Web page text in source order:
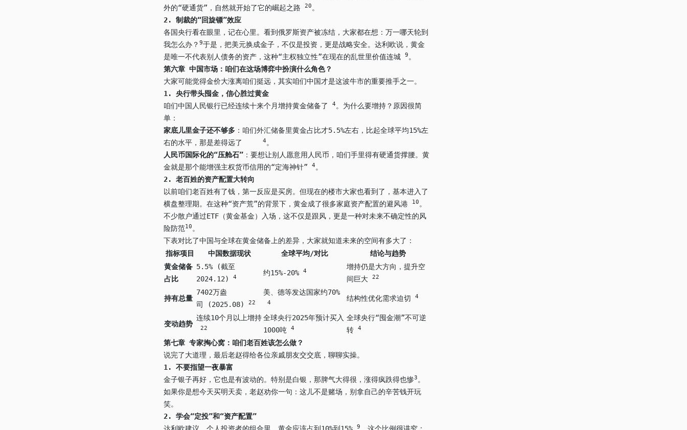
外的“硬通货”，自然就开始了它的崛起之路
20 。
2.
制裁的“回旋镖”效应
各国央行看在眼里，记在心里。看到俄罗斯资产被冻结，大家都在想：万一哪天轮到
我怎么办？ 9于是，把美元换成金子，不仅是投资，更是战略安全。达利欧说，黄金
是唯一不代表别人债务的资产，这种“主权独立性”在现在的乱世里价值连城
9 。
第六章 中国市场：咱们在这场博弈中扮演什么角色？
大家可能觉得金价大涨离咱们挺远，其实咱们中国才是这波牛市的重要推手之一。
1.
央行带头囤金，信心胜过黄金
咱们中国人民银行已经连续十来个月增持黄金储备了
4 。为什么要增持？原因很简
单：
家底儿里金子还不够多 ：咱们外汇储备里黄金占比才5.5%左右，比起全球平均15%左
右的水平，那是差得远了
4 。
人民币国际化的“压舱石” ：要想让别人愿意用人民币，咱们手里得有硬通货撑腰。黄
金就是那个能增强主权货币信用的“定海神针”
4 。
2.
老百姓的资产配置大转向
以前咱们老百姓有了钱，第一反应是买房。但现在的楼市大家也看到了，基本进入了
横盘整理期。在这种“资产荒”的背景下，黄金成了很多家庭资产配置的避风港
10 。
不少散户通过ETF（黄金基金）入场，这不仅是跟风，更是一种对未来不确定性的风
险防范10 。
下表对比了中国与全球在黄金储备上的差异，大家就知道未来的空间有多大了：
指标项目
中国数据现状 全球平均/对比
结论与趋势
黄金储备
占比
5.5% (截至
2024.12)
4 约15%-20% 4
增持仍是大方向，提升空
间巨大
22
持有总量
7402万盎
司 (2025.08)
22
美、德等发达国家约70%
4 结构性优化需求迫切 4
变动趋势
连续10个月以上增持
22
全球央行2025年预计买入
1000吨
4
全球央行“囤金潮”不可逆
转
4
第七章 专家掏心窝：咱们老百姓该怎么做？
说完了大道理，最后老赵得给各位亲戚朋友交交底，聊聊实操。
1.
不要指望一夜暴富
金子银子再好，它也是有波动的。特别是白银，那脾气大得很，涨得疯跌得也惨3 。
如果你是想今天买明天卖，老赵劝你一句：这儿不是赌场，别拿自己的辛苦钱开玩
笑。
2.
学会“定投”和“资产配置”
9